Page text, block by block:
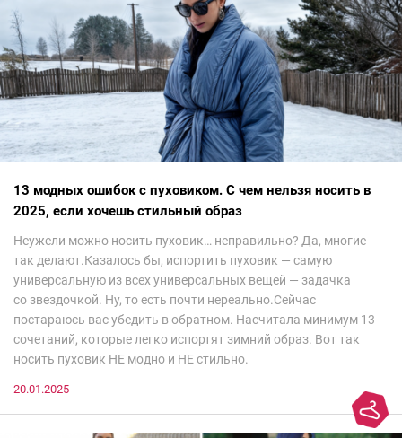
13 модных ошибок с пуховиком. С чем нельзя носить в
2025, если хочешь стильный образ
Неужели можно носить пуховик… неправильно? Да, многие
так делают.Казалось бы, испортить пуховик — самую
универсальную из всех универсальных вещей — задачка
со звездочкой. Ну, то есть почти нереально.Сейчас
постараюсь вас убедить в обратном. Насчитала минимум 13
сочетаний, которые легко испортят зимний образ. Вот так
носить пуховик НЕ модно и НЕ стильно.
20.01.2025